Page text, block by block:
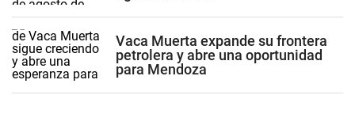
Vaca Muerta expande su frontera
petrolera y abre una oportunidad
para Mendoza